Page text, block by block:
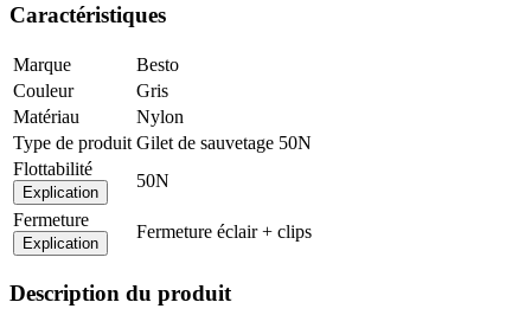
Caractéristiques
Marque
Besto
Couleur
Gris
Matériau
Nylon
Type de produit Gilet de sauvetage 50N
Flottabilité
Explication
50N
Fermeture
Explication
Fermeture éclair + clips
Description du produit